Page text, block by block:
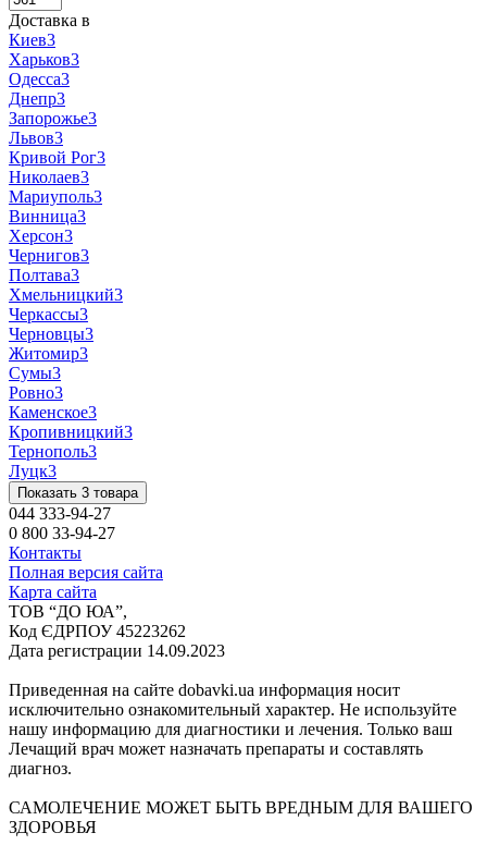
Доставка в
Киев3
Харьков3
Одесса3
Днепр3
Запорожье3
Львов3
Кривой Рог3
Николаев3
Мариуполь3
Винница3
Херсон3
Чернигов3
Полтава3
Хмельницкий3
Черкассы3
Черновцы3
Житомир3
Сумы3
Ровно3
Каменское3
Кропивницкий3
Тернополь3
Луцк3
Показать 3 товара
044 333-94-27
0 800 33-94-27
Контакты
Полная версия сайта
Карта сайта
ТОВ “ДО ЮА”,
Код ЄДРПОУ 45223262
Дата регистрации 14.09.2023
Приведенная на сайте dobavki.ua информация носит
исключительно ознакомительный характер. Не используйте
нашу информацию для диагностики и лечения. Только ваш
Лечащий врач может назначать препараты и составлять
диагноз.
САМОЛЕЧЕНИЕ МОЖЕТ БЫТЬ ВРЕДНЫМ ДЛЯ ВАШЕГО
ЗДОРОВЬЯ